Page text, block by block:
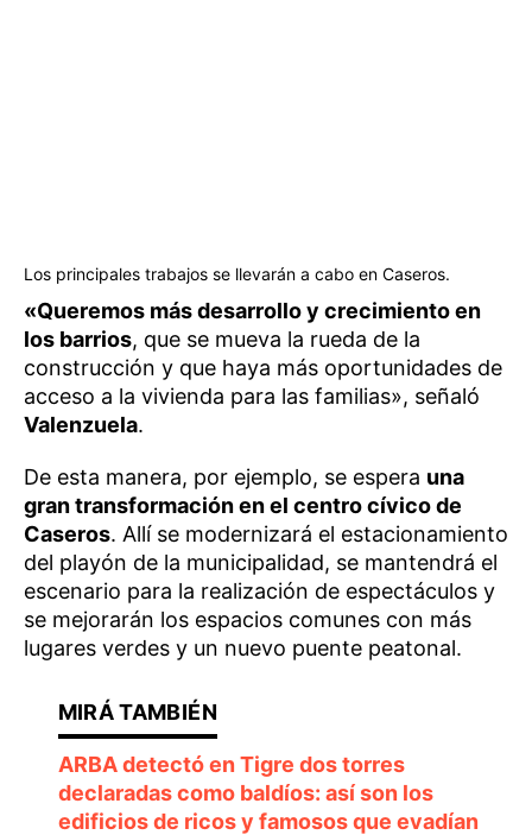
Los principales trabajos se llevarán a cabo en Caseros.
«Queremos más desarrollo y crecimiento en
los barrios, que se mueva la rueda de la
construcción y que haya más oportunidades de
acceso a la vivienda para las familias», señaló
Valenzuela.
De esta manera, por ejemplo, se espera una
gran transformación en el centro cívico de
Caseros. Allí se modernizará el estacionamiento
del playón de la municipalidad, se mantendrá el
escenario para la realización de espectáculos y
se mejorarán los espacios comunes con más
lugares verdes y un nuevo puente peatonal.
ARBA detectó en Tigre dos torres
declaradas como baldíos: así son los
edificios de ricos y famosos que evadían